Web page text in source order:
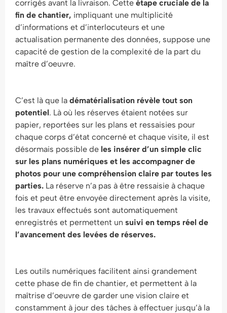
corrigés avant la livraison. Cette étape cruciale de la
fin de chantier, impliquant une multiplicité
d’informations et d’interlocuteurs et une
actualisation permanente des données, suppose une
capacité de gestion de la complexité de la part du
maître d’oeuvre.
C’est là que la dématérialisation révèle tout son
potentiel. Là où les réserves étaient notées sur
papier, reportées sur les plans et ressaisies pour
chaque corps d’état concerné et chaque visite, il est
désormais possible de les insérer d’un simple clic
sur les plans numériques et les accompagner de
photos pour une compréhension claire par toutes les
parties. La réserve n’a pas à être ressaisie à chaque
fois et peut être envoyée directement après la visite,
les travaux effectués sont automatiquement
enregistrés et permettent un suivi en temps réel de
l’avancement des levées de réserves.
Les outils numériques facilitent ainsi grandement
cette phase de fin de chantier, et permettent à la
maîtrise d’oeuvre de garder une vision claire et
constamment à jour des tâches à effectuer jusqu’à la